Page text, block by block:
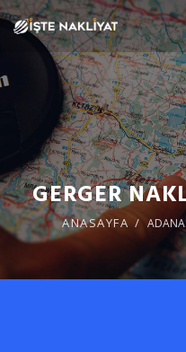
GERGER
ANASAYFA ADANA